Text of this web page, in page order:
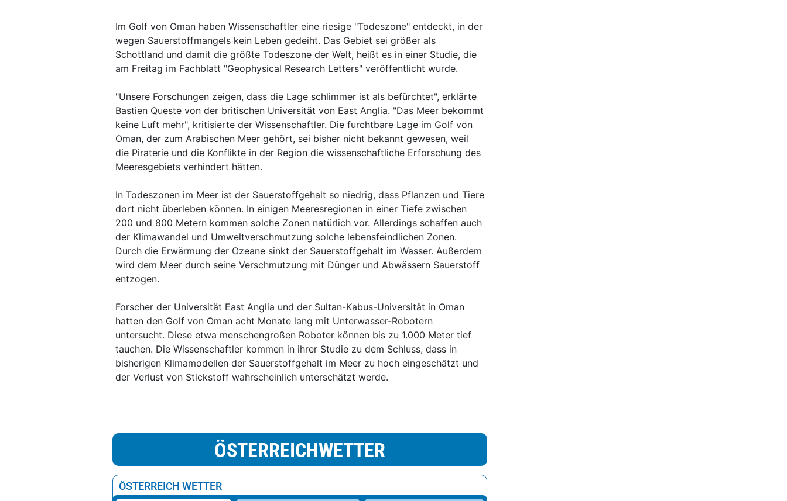
Im Golf von Oman haben Wissenschaftler eine riesige "Todeszone" entdeckt, in der
wegen Sauerstoffmangels kein Leben gedeiht. Das Gebiet sei größer als
Schottland und damit die größte Todeszone der Welt, heißt es in einer Studie, die
am Freitag im Fachblatt "Geophysical Research Letters" veröffentlicht wurde.
"Unsere Forschungen zeigen, dass die Lage schlimmer ist als befürchtet", erklärte
Bastien Queste von der britischen Universität von East Anglia. "Das Meer bekommt
keine Luft mehr", kritisierte der Wissenschaftler. Die furchtbare Lage im Golf von
Oman, der zum Arabischen Meer gehört, sei bisher nicht bekannt gewesen, weil
die Piraterie und die Konflikte in der Region die wissenschaftliche Erforschung des
Meeresgebiets verhindert hätten.
In Todeszonen im Meer ist der Sauerstoffgehalt so niedrig, dass Pflanzen und Tiere
dort nicht überleben können. In einigen Meeresregionen in einer Tiefe zwischen
200 und 800 Metern kommen solche Zonen natürlich vor. Allerdings schaffen auch
der Klimawandel und Umweltverschmutzung solche lebensfeindlichen Zonen.
Durch die Erwärmung der Ozeane sinkt der Sauerstoffgehalt im Wasser. Außerdem
wird dem Meer durch seine Verschmutzung mit Dünger und Abwässern Sauerstoff
entzogen.
Forscher der Universität East Anglia und der Sultan-Kabus-Universität in Oman
hatten den Golf von Oman acht Monate lang mit Unterwasser-Robotern
untersucht. Diese etwa menschengroßen Roboter können bis zu 1.000 Meter tief
tauchen. Die Wissenschaftler kommen in ihrer Studie zu dem Schluss, dass in
bisherigen Klimamodellen der Sauerstoffgehalt im Meer zu hoch eingeschätzt und
der Verlust von Stickstoff wahrscheinlich unterschätzt werde.
ÖSTERREICHWETTER
ÖSTERREICH WETTER